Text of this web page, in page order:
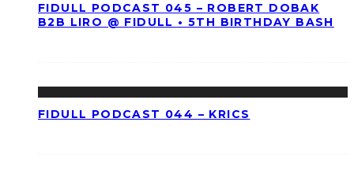
FIDULL PODCAST 045 – ROBERT DOBAK
B2B LIRO @ FIDULL • 5TH BIRTHDAY BASH
FIDULL PODCAST 044 – KRICS